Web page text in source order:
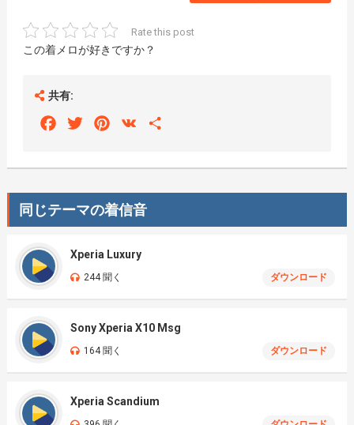
Rate this post
この着メロが好きですか？
共有:
FacebookTwitterPinterest
VK
同じテーマの着信音
Xperia Luxury
244 聞く ダウンロード
Sony Xperia X10 Msg
164 聞く ダウンロード
Xperia Scandium